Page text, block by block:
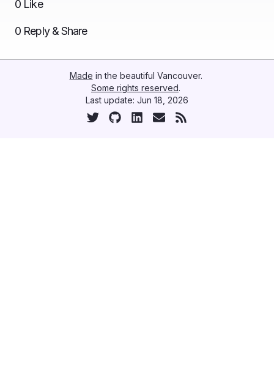
0 Like
0 Reply & Share
Made in the beautiful Vancouver.
Some rights reserved.
Last update: Jun 18, 2026